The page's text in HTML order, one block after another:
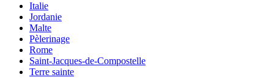
Italie
Jordanie
Malte
Pèlerinage
Rome
Saint-Jacques-de-Compostelle
Terre sainte